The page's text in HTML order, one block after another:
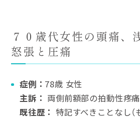
７０歳代女性の頭痛、
怒張と圧痛
症例： 78歳 女性
主訴： 両側前額部の拍動性疼
既往歴： 特記すべきことなし